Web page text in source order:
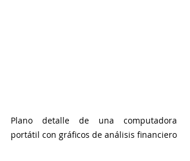
Plano detalle de una computadora
portátil con gráficos de análisis financiero